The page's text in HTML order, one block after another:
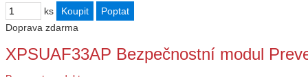
ks
Doprava zdarma
XPSUAF33AP Bezpečnostní modul